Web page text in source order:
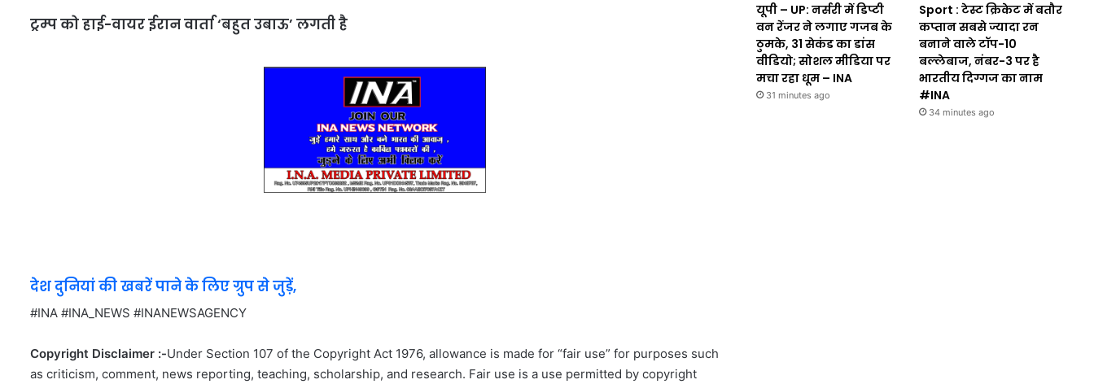
ट्रम्प को हाई-वायर ईरान वार्ता ‘बहुत उबाऊ’ लगती है
देश दुनियां की खबरें पाने के लिए ग्रुप से जुड़ें,
#INA #INA_NEWS #INANEWSAGENCY
Copyright Disclaimer :-Under Section 107 of the Copyright Act 1976, allowance is made for “fair use” for purposes such
as criticism, comment, news reporting, teaching, scholarship, and research. Fair use is a use permitted by copyright
यूपी – UP: नर्सरी में डिप्टी
वन रेंजर ने लगाए गजब के
ठुमके, 31 सेकंड का डांस
वीडियो; सोशल मीडिया पर
मचा रहा धूम – INA
31 minutes ago
Sport : टेस्ट क्रिकेट में बतौर
कप्तान सबसे ज्यादा रन
बनाने वाले टॉप-10
बल्लेबाज, नंबर-3 पर है
भारतीय दिग्गज का नाम
#INA
34 minutes ago